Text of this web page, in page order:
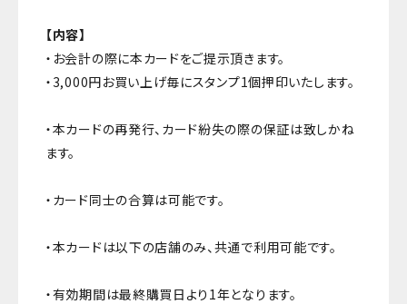
【内容】
・お会計の際に本カードをご提示頂きます。
・3,000円お買い上げ毎にスタンプ1個押印いたします。
・本カードの再発行、カード紛失の際の保証は致しかね
ます。
・カード同士の合算は可能です。
・本カードは以下の店舗のみ、共通で利用可能です。
・有効期間は最終購買日より1年となります。